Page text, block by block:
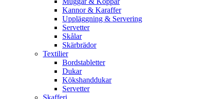
Kannor & Karaffer
Uppläggning & Servering
Servetter
Skålar
Skärbrädor
Textilier
Bordstabletter
Dukar
Kökshanddukar
Servetter
Skafferi